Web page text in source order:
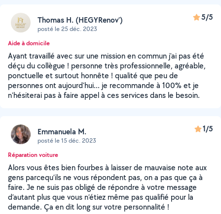
Thomas H. (HEGYRenov’)
posté le 25 déc. 2023
5/5
Aide à domicile
Ayant travaillé avec sur une mission en commun j'ai pas été
déçu du collègue ! personne très professionnelle, agréable,
ponctuelle et surtout honnête ! qualité que peu de
personnes ont aujourd'hui... je recommande à 100% et je
n'hésiterai pas à faire appel à ces services dans le besoin.
Emmanuela M.
posté le 15 déc. 2023
1/5
Réparation voiture
Alors vous êtes bien fourbes à laisser de mauvaise note aux
gens parcequ’ils ne vous répondent pas, on a pas que ça à
faire. Je ne suis pas obligé de répondre à votre message
d’autant plus que vous n’étiez même pas qualifié pour la
demande. Ça en dit long sur votre personnalité !